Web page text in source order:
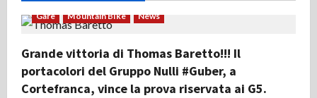
Gare Mountain Bike News
Grande vittoria di Thomas Baretto!!! Il
portacolori del Gruppo Nulli #Guber, a
Cortefranca, vince la prova riservata ai G5.